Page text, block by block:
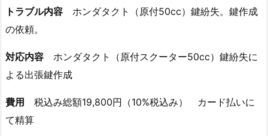
2.
3.
勢
崎
境
栄
トラブル内容 ホンダタクト（原付50cc）鍵紛失。鍵作成
の依頼。
対応内容 ホンダタクト（原付スクーター50cc）鍵紛失に
よる出張鍵作成
費用
税込み総額19,800円（10%税込み） カード払いに
て精算